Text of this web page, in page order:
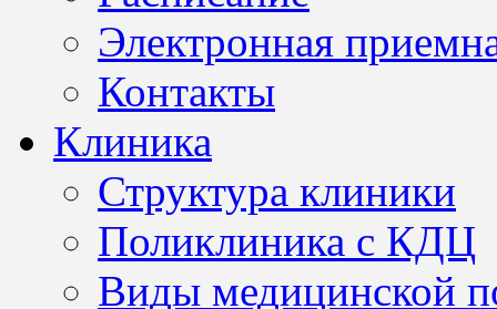
Электронная
Контакты
Клиника
Структура клиники
Поликлиника с КДЦ
Виды медицинской